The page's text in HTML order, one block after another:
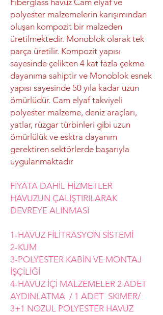
Fiberglass havuz Cam elyaf ve
polyester malzemelerin karışımından
oluşan kompozit bir malzeden
üretilmektedir. Monoblok olarak tek
parça üretilir. Kompozit yapısı
sayesinde çelikten 4 kat fazla çekme
dayanıma sahiptir ve Monoblok esnek
yapısı sayesinde 50 yıla kadar uzun
ömürlüdür. Cam elyaf takviyeli
polyester malzeme, deniz araçları,
yatlar, rüzgar türbinleri gibi uzun
ömürlülük ve esktra dayanım
gerektiren sektörlerde başarıyla
uygulanmaktadır
FİYATA DAHİL HİZMETLER
HAVUZUN ÇALIŞTIRILARAK
DEVREYE ALINMASI
1-HAVUZ FİLİTRASYON SİSTEMİ
2-KUM
3-POLYESTER KABİN VE MONTAJ
İŞÇİLİĞİ
4-HAVUZ İÇİ MALZEMELER 2 ADET
AYDINLATMA / 1 ADET SKIMER/
3+1 NOZUL POLYESTER HAVUZ